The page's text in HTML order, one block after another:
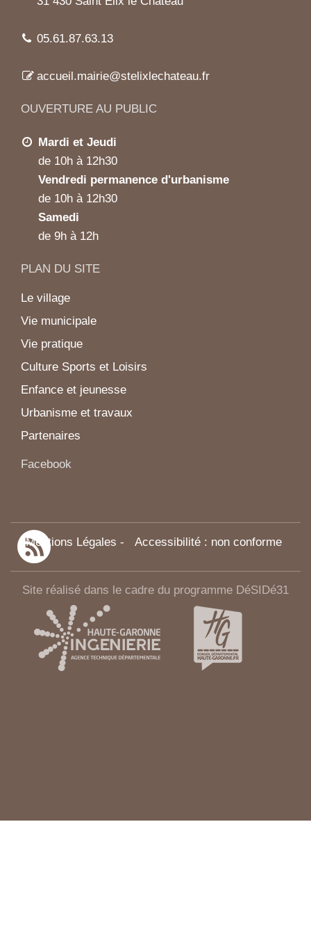
05.61.87.63.13
accueil.mairie@stelixlechateau.fr
OUVERTURE AU PUBLIC
Mardi et Jeudi
de 10h à 12h30
Vendredi permanence d'urbanisme
de 10h à 12h30
Samedi
de 9h à 12h
PLAN DU SITE
Le village
Vie municipale
Vie pratique
Culture Sports et Loisirs
Enfance et jeunesse
Urbanisme et travaux
Partenaires
Facebook
Mentions Légales - Accessibilité : non conforme
Site réalisé dans le cadre du programme DéSIDé31